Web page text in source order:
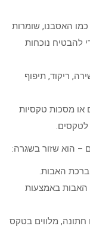
האסבנו, שומרות
להבטיח נוכחות
ריקוד, תיפוף
או מסכות טקסיות
לטקסים.
– הוא שזור בשגרה:
האבות.
האבות באמצעות
חתונה, מלווים בטקס